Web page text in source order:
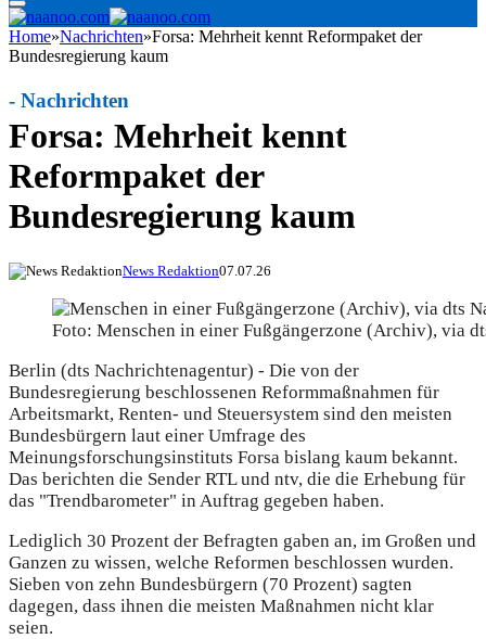
Home»Nachrichten»Forsa: Mehrheit kennt Reformpaket der
Bundesregierung kaum
Forsa: Mehrheit kennt
Reformpaket der
Bundesregierung kaum
- Nachrichten
News Redaktion07.07.26
Foto: Menschen in einer Fußgängerzone (Archiv), via
Berlin (dts Nachrichtenagentur) - Die von der
Bundesregierung beschlossenen Reformmaßnahmen für
Arbeitsmarkt, Renten- und Steuersystem sind den meisten
Bundesbürgern laut einer Umfrage des
Meinungsforschungsinstituts Forsa bislang kaum bekannt.
Das berichten die Sender RTL und ntv, die die Erhebung für
das "Trendbarometer" in Auftrag gegeben haben.
Lediglich 30 Prozent der Befragten gaben an, im Großen und
Ganzen zu wissen, welche Reformen beschlossen wurden.
Sieben von zehn Bundesbürgern (70 Prozent) sagten
dagegen, dass ihnen die meisten Maßnahmen nicht klar
seien.